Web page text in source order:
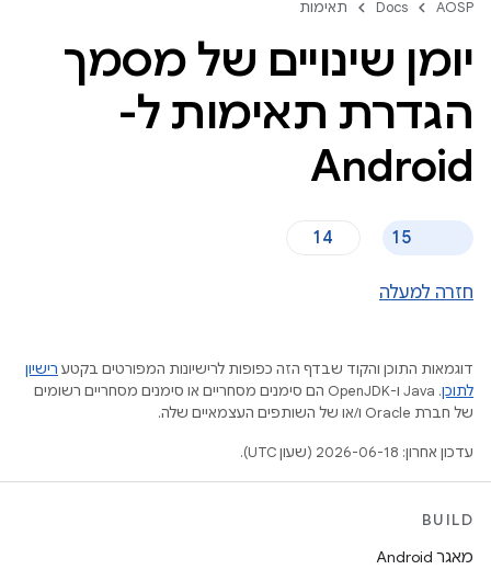
AOSP
Docs תאימות
יומן שינויים של מסמך
הגדרת תאימות ל-
Android
15
14
חזרה למעלה
דוגמאות התוכן והקוד שבדף הזה כפופות לרישיונות המפורטים בקטע רישיון
לתוכן
.‏ Java ו-OpenJDK הם סימנים מסחריים או סימנים מסחריים רשומים
של חברת Oracle ו/או של השותפים העצמאיים שלה.
עדכון אחרון: 2026-06-18 (שעון UTC).
BUILD
מאגר Android